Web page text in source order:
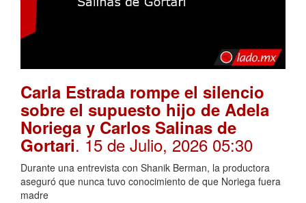
Carla Estrada rompe el silencio
sobre el supuesto hijo de Adela
Noriega y Carlos Salinas de
Gortari. 15 de Julio, 2026 05:30
Durante una entrevista con Shanik Berman, la productora
aseguró que nunca tuvo conocimiento de que Noriega fuera
madre